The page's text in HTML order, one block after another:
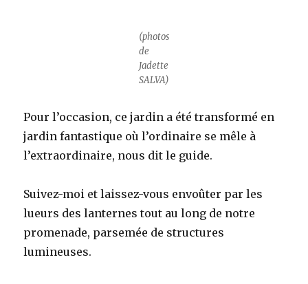
(photos
de
Jadette
SALVA)
Pour l’occasion, ce jardin a été transformé en
jardin fantastique où l’ordinaire se mêle à
l’extraordinaire, nous dit le guide.
Suivez-moi et laissez-vous envoûter par les
lueurs des lanternes tout au long de notre
promenade, parsemée de structures
lumineuses.